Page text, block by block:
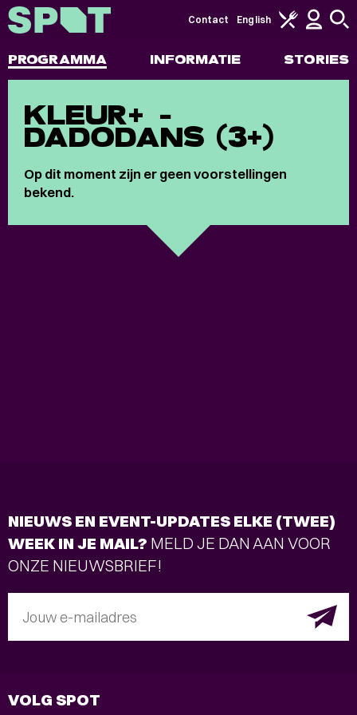
PROGRAMMA INFORMATIE STORIES
Contact English
KLEUR+ -
DADODANS (3+)
Op dit moment zijn er geen voorstellingen
bekend.
NIEUWS EN EVENT-UPDATES ELKE (TWEE)
WEEK IN JE MAIL? MELD JE DAN AAN VOOR
ONZE NIEUWSBRIEF!
Jouw e-mailadres
VOLG SPOT